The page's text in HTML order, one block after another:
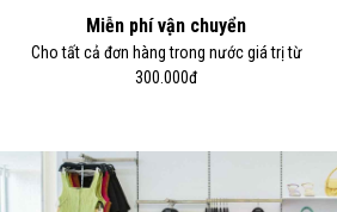
Miễn phí vận chuyển
Cho tất cả đơn hàng trong nước giá trị từ
300.000đ